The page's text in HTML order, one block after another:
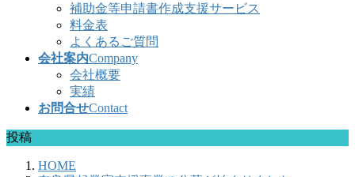
補助金等申請書作成支援サービス
料金表
よくあるご質問
会社案内Company
会社概要
実績
お問合せContact
投稿
HOME